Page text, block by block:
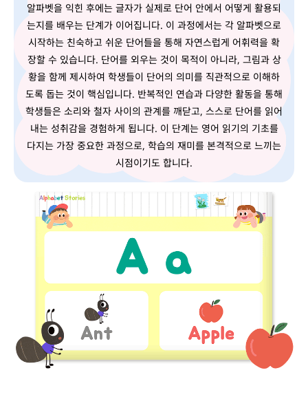
알파벳을 익힌 후에는 글자가 실제로 단어 안에서 어떻게 활용되
는지를 배우는 단계가 이어집니다. 이 과정에서는 각 알파벳으로
시작하는 친숙하고 쉬운 단어들을 통해 자연스럽게 어휘력을 확
장할 수 있습니다. 단어를 외우는 것이 목적이 아니라, 그림과 상
황을 함께 제시하여 학생들이 단어의 의미를 직관적으로 이해하
도록 돕는 것이 핵심입니다. 반복적인 연습과 다양한 활동을 통해
학생들은 소리와 철자 사이의 관계를 깨닫고, 스스로 단어를 읽어
내는 성취감을 경험하게 됩니다. 이 단계는 영어 읽기의 기초를
다지는 가장 중요한 과정으로, 학습의 재미를 본격적으로 느끼는
시점이기도 합니다.